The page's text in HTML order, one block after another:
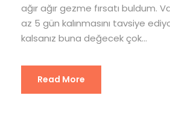
ağır ağır gezme fırsatı buldum.
az 5 gün kalınmasını tavsiye
kalsanız buna değecek çok...
Read More